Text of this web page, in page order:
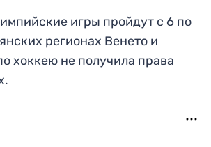
игры пройдут с 6 по
регионах Венето и
хоккею не получила права